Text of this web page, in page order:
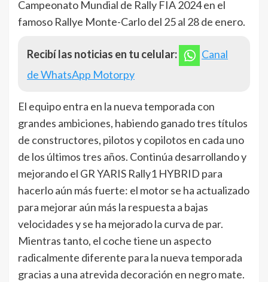
Campeonato Mundial de Rally FIA 2024 en el
famoso Rallye Monte-Carlo del 25 al 28 de enero.
Recibí las noticias en tu celular:
Canal
de WhatsApp Motorpy
El equipo entra en la nueva temporada con
grandes ambiciones, habiendo ganado tres títulos
de constructores, pilotos y copilotos en cada uno
de los últimos tres años. Continúa desarrollando y
mejorando el GR YARIS Rally1 HYBRID para
hacerlo aún más fuerte: el motor se ha actualizado
para mejorar aún más la respuesta a bajas
velocidades y se ha mejorado la curva de par.
Mientras tanto, el coche tiene un aspecto
radicalmente diferente para la nueva temporada
gracias a una atrevida decoración en negro mate.